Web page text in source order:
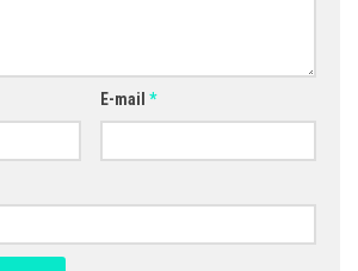
E-mail *